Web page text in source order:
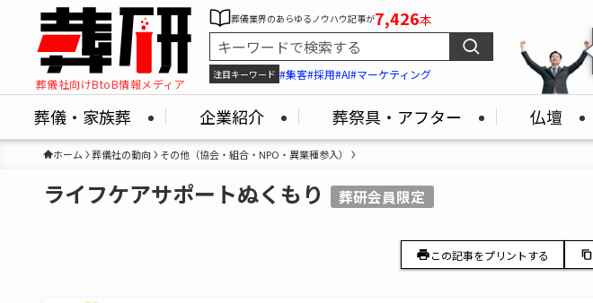
葬儀社向けBtoB情報メディア
葬儀業界のあらゆるノウハウ記事が7,426本
注目キーワード #集客#採用#AI#マーケティング
葬儀・家族葬 企業紹介 葬祭具・アフター 仏壇
ホーム 葬儀社の動向 その他（協会・組合・NPO・異業種参入）
ライフケアサポートぬくもり 葬研会員限定
この記事をプリントする